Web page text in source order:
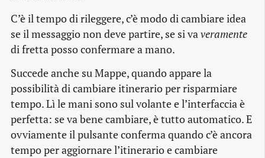
C’è il tempo di rileggere, c’è modo di cambiare idea
se il messaggio non deve partire, se si vaveramente
di fretta posso confermare a mano.
Succede anche su Mappe, quando appare la
possibilità di cambiare itinerario per risparmiare
tempo. Lì le mani sono sul volante e l’interfaccia è
perfetta: se va bene cambiare, è tutto automatico. E
ovviamente il pulsante conferma quando c’è ancora
tempo per aggiornare l’itinerario e cambiare